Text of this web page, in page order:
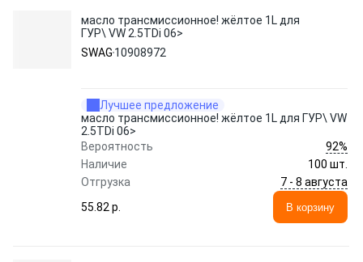
масло трансмиссионное! жёлтое 1L для
ГУР\ VW 2.5TDi 06>
SWAG 10908972
Лучшее предложение
масло трансмиссионное! жёлтое 1L для ГУР\ VW
2.5TDi 06>
Вероятность
92%
Наличие
100 шт.
Отгрузка
7 - 8 августа
55.82 p.
В корзину